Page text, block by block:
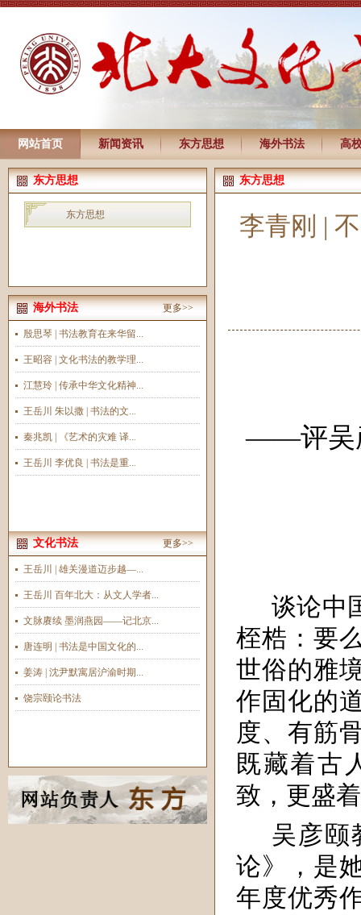
网站首页 新闻资讯 东方思想 海外书法 高
东方思想
东方思想
海外书法 更多>>
殷思琴 | 书法教育在来华留...
王昭容 | 文化书法的教学理...
江慧玲 | 传承中华文化精神...
王岳川 朱以撒 | 书法的文...
秦兆凯 | 《艺术的灾难 译...
王岳川 李优良 | 书法是重...
文化书法 更多>>
王岳川 | 雄关漫道迈步越—...
王岳川 百年北大：从文人学者...
文脉赓续 墨润燕园——记北京...
唐连明 | 书法是中国文化的...
姜涛 | 沈尹默寓居沪渝时期...
饶宗颐论书法
东方思想
李青刚 |
——评吴
谈论中
桎梏：要
世俗的雅
作固化的
度、有筋
既藏着古
致，更盛
吴彦颐
论》，是
年度优秀